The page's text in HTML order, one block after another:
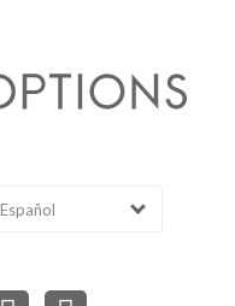
Español